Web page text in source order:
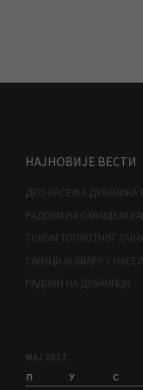
НАЈНОВИЈЕ ВЕСТИ
ДЕО НАСЕЉА ДУВАНИКА
РАДОВИ НА САНАЦИЈИ
ТОКОМ ТОПЛОТНОГ
САНАЦИЈА КВАРА У
РАДОВИ НА ДУВАНИЦИ
МАЈ 2017.
П У С